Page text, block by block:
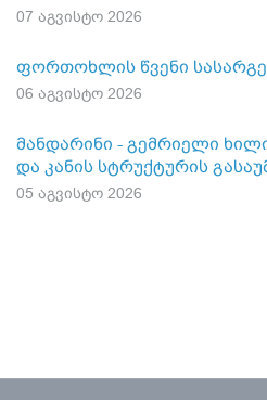
07 აგვისტო 2026
ფორთოხლის წვენი
06 აგვისტო 2026
მანდარინი - გემრიელი
და კანის სტრუქტურის
05 აგვისტო 2026